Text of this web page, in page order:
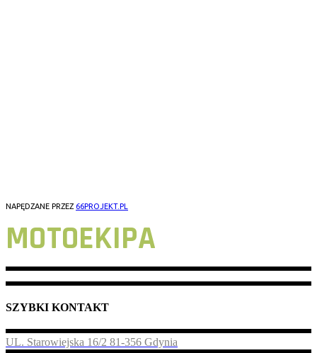
NAPĘDZANE PRZEZ 66PROJEKT.PL
MOTOEKIPA
SZYBKI KONTAKT
UL. Starowiejska 16/2 81-356 Gdynia